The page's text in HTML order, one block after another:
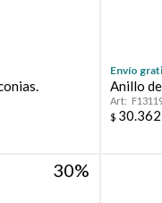
Envío
Anillo
$ 30.362
30